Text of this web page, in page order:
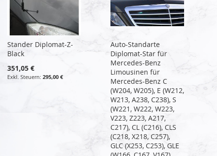
Stander Diplomat-Z-
Black
351,05 €
295,00 €
Auto-Standarte
Diplomat-Star für
Mercedes-Benz
Limousinen für
Mercedes-Benz C
(W204, W205), E (W212,
W213, A238, C238), S
(W221, W222, W223,
V223, Z223, A217,
C217), CL (C216), CLS
(C218, X218, C257),
GLC (X253, C253), GLE